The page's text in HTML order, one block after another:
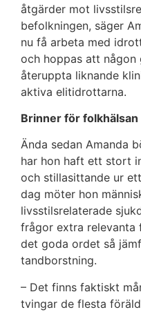
åtgärder mot
befolkningen, säger
nu få arbeta med
och hoppas att någon
återuppta liknande
aktiva elitidrottarna.
Brinner för folkhälsan
Ända sedan Amanda
har hon haft ett stort
och stillasittande ur
dag möter hon
livsstilsrelaterade
frågor extra relevanta
det goda ordet så
tandborstning.
– Det finns faktiskt
tvingar de flesta